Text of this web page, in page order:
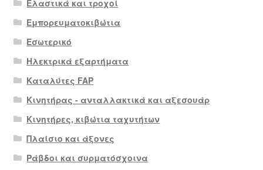
Ελαστικά και τροχοί
Εμπορευματοκιβώτια
Εσωτερικό
Ηλεκτρικά εξαρτήματα
Καταλύτες FAP
Κινητήρας - ανταλλακτικά και αξεσουάρ
Κινητήρες, κιβώτια ταχυτήτων
Πλαίσιο και άξονες
Ράβδοι και συρματόσχοινα